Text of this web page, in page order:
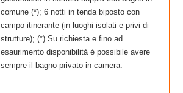
comune (*); 6 notti in tenda biposto con
campo itinerante (in luoghi isolati e privi di
strutture); (*) Su richiesta e fino ad
esaurimento disponibilità è possibile avere
sempre il bagno privato in camera.